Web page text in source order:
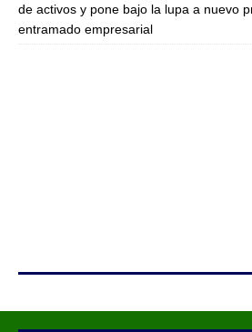
de activos y pone bajo la lupa a nuevo
entramado empresarial